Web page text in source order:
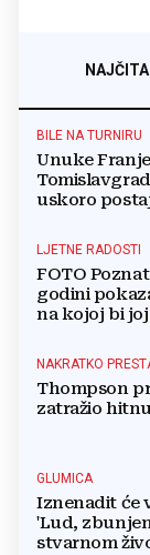
BILE NA TURNIRU
Unuke
uskoro
LJETNE RADOSTI
FOTO
godini
na kojoj bi
NAKRATKO
Thompson
zatražio
GLUMICA
Iznenadit će
'Lud,
stvarnom